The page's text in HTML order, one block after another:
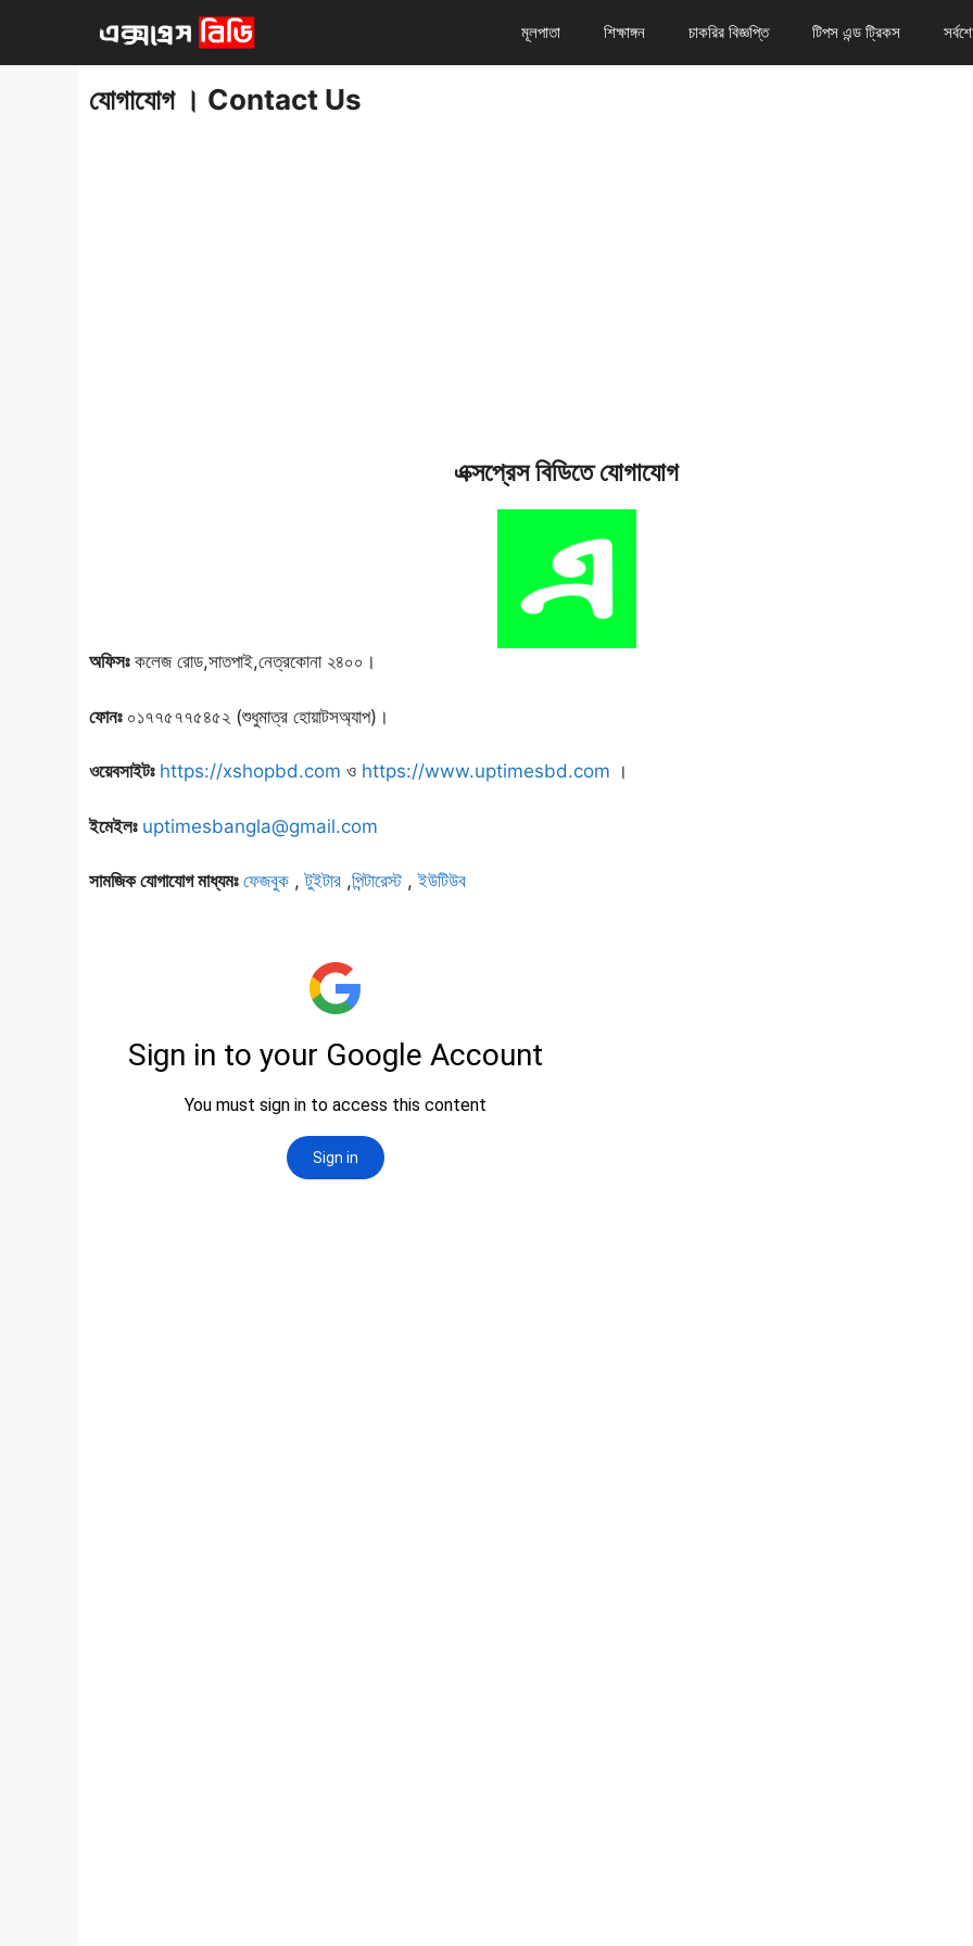
যান
মূলপাতা শিক্ষাঙ্গন চাকরির বিজ্ঞপ্তি টিপস এন্ড ট্রিকস
যোগাযোগ । Contact Us
এক্সপ্রেস বিডিতে যোগাযোগ
অফিসঃকলেজ রোড,সাতপাই,নেত্রকোনা ২৪০০।
ফোনঃ০১৭৭৫৭৭৫৪৫২ (শুধুমাত্র হোয়াটসঅ্যাপ)।
ওয়েবসাইটঃ https://xshopbd.com ও https://www.uptimesbd.com ।
ইমেইলঃ uptimesbangla@gmail.com
সামজিক যোগাযোগ মাধ্যমঃ ফেজবুক ,টুইটার ,পিন্টারেস্ট ,ইউটিউব